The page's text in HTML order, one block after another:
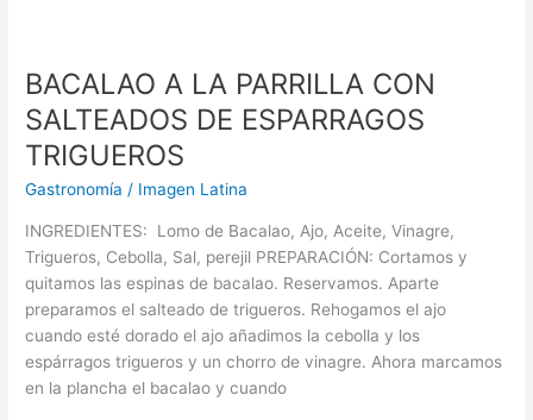
BACALAO A LA PARRILLA CON
SALTEADOS DE ESPARRAGOS
TRIGUEROS
Gastronomía / Imagen Latina
INGREDIENTES: Lomo de Bacalao, Ajo, Aceite, Vinagre,
Trigueros, Cebolla, Sal, perejil PREPARACIÓN: Cortamos y
quitamos las espinas de bacalao. Reservamos. Aparte
preparamos el salteado de trigueros. Rehogamos el ajo
cuando esté dorado el ajo añadimos la cebolla y los
espárragos trigueros y un chorro de vinagre. Ahora marcamos
en la plancha el bacalao y cuando
LA
PARRILLA
CON
SALTEADOS
DE
TRIGUEROS